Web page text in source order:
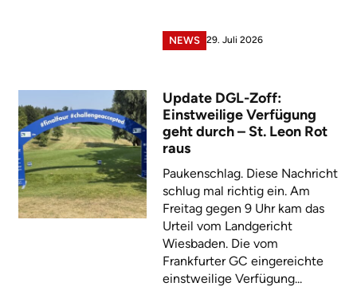
NEWS 29. Juli 2026
Update DGL-Zoff:
Einstweilige Verfügung
geht durch – St. Leon Rot
raus
Paukenschlag. Diese Nachricht
schlug mal richtig ein. Am
Freitag gegen 9 Uhr kam das
Urteil vom Landgericht
Wiesbaden. Die vom
Frankfurter GC eingereichte
einstweilige Verfügung...